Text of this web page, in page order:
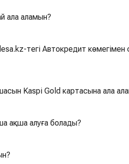
ала аламын?
тегі Автокредит көмегімен
Kaspi Gold картасына ала
ақша алуға болады?